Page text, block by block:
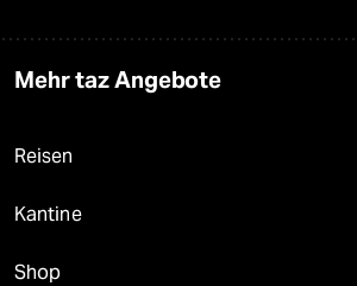
Mehr taz Angebote
Reisen
Kantine
Shop